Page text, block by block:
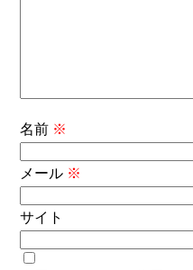
名前 ※
メール ※
サイト